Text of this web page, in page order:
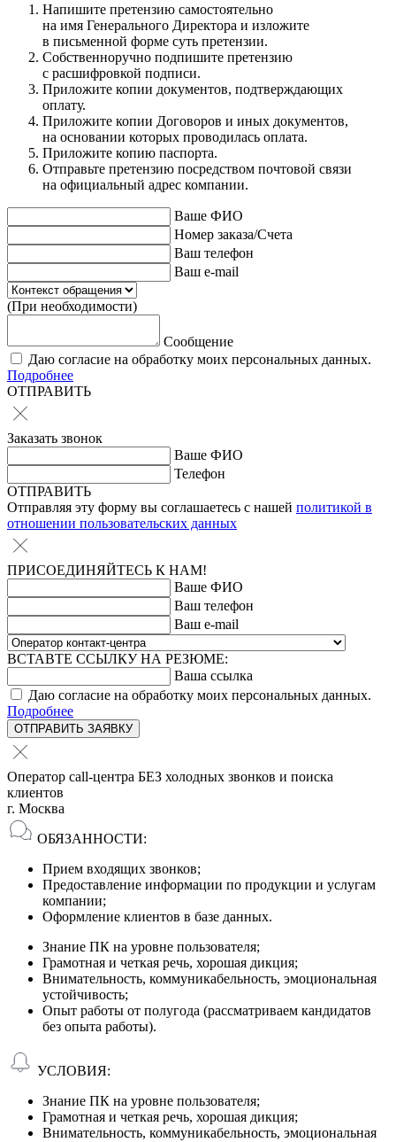
Напишите претензию самостоятельно
на имя Генерального Директора и изложите
в письменной форме суть претензии.
Собственноручно подпишите претензию
с расшифровкой подписи.
Приложите копии документов, подтверждающих
оплату.
Приложите копии Договоров и иных документов,
на основании которых проводилась оплата.
Приложите копию паспорта.
Отправьте претензию посредством почтовой связи
на официальный адрес компании.
Ваше ФИО
Номер заказа/Счета
Ваш телефон
Ваш e-mail
(При необходимости)
Сообщение
Даю согласие на обработку моих персональных данных.
Подробнее
ОТПРАВИТЬ
Заказать звонок
Ваше ФИО
Телефон
ОТПРАВИТЬ
Отправляя эту форму вы соглашаетесь с нашей политикой в
отношении пользовательских данных
ПРИСОЕДИНЯЙТЕСЬ К НАМ!
Ваше ФИО
Ваш телефон
Ваш e-mail
ВСТАВТЕ ССЫЛКУ НА РЕЗЮМЕ:
Ваша ссылка
Даю согласие на обработку моих персональных данных.
Подробнее
ОТПРАВИТЬ ЗАЯВКУ
Оператор call-центра БЕЗ холодных звонков и поиска
клиентов
г. Москва
ОБЯЗАННОСТИ:
Прием входящих звонков;
Предоставление информации по продукции и услугам
компании;
Оформление клиентов в базе данных.
Знание ПК на уровне пользователя;
Грамотная и четкая речь, хорошая дикция;
Внимательность, коммуникабельность, эмоциональная
устойчивость;
Опыт работы от полугода (рассматриваем кандидатов
без опыта работы).
УСЛОВИЯ:
Знание ПК на уровне пользователя;
Грамотная и четкая речь, хорошая дикция;
Внимательность, коммуникабельность, эмоциональная